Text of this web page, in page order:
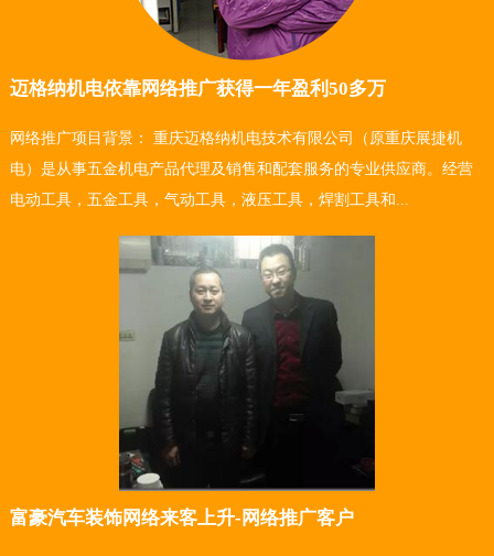
迈格纳机电依靠网络推广获得一年盈利50多万
网络推广项目背景： 重庆迈格纳机电技术有限公司（原重庆展捷机
电）是从事五金机电产品代理及销售和配套服务的专业供应商。经营
电动工具，五金工具，气动工具，液压工具，焊割工具和...
富豪汽车装饰网络来客上升-网络推广客户